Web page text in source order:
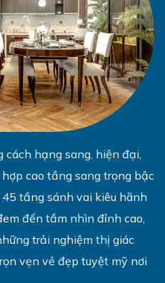
hạng sang, hiện đại,
cao tầng sang trọng bậc
tầng sánh vai kiêu hãnh
đến tầm nhìn đỉnh cao,
trải nghiệm thị giác
vẹn vẻ đẹp tuyệt mỹ nơi